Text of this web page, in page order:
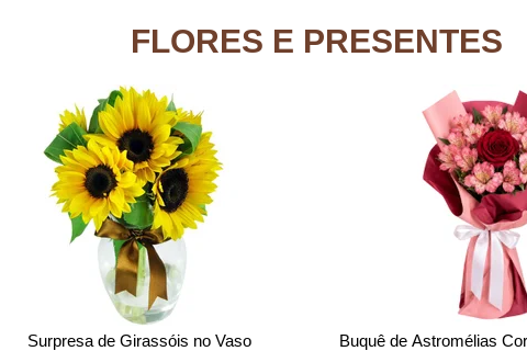
FLORES E PRESENTES
Luxuosas Astromélias Coloridas no Vaso
Buquê Partitura de